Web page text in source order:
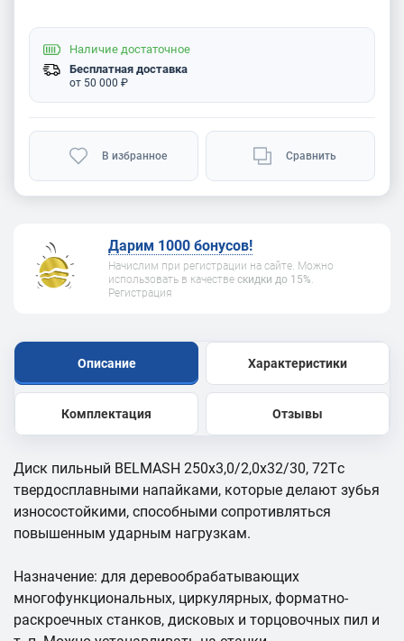
Наличие достаточное
Бесплатная доставка
от 50 000 ₽
В избранное Сравнить
Дарим 1000 бонусов!
Начислим при регистрации на сайте. Можно
использовать в качестве скидки до 15%.
Регистрация
Описание Характеристики
Комплектация Отзывы
Диск пильный BELMASH 250x3,0/2,0x32/30, 72Tс
твердосплавными напайками, которые делают зубья
износостойкими, способными сопротивляться
повышенным ударным нагрузкам.
Назначение: для деревообрабатывающих
многофункциональных, циркулярных, форматно-
раскроечных станков, дисковых и торцовочных пил и